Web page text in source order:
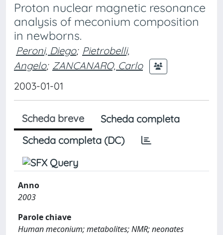
Proton nuclear magnetic resonance
analysis of meconium composition
in newborns.
Peroni, Diego; Pietrobelli,
Angelo; ZANCANARO, Carlo
2003-01-01
Scheda breve
Scheda completa
Scheda completa (DC)
Anno
2003
Parole chiave
Human meconium; metabolites; NMR; neonates